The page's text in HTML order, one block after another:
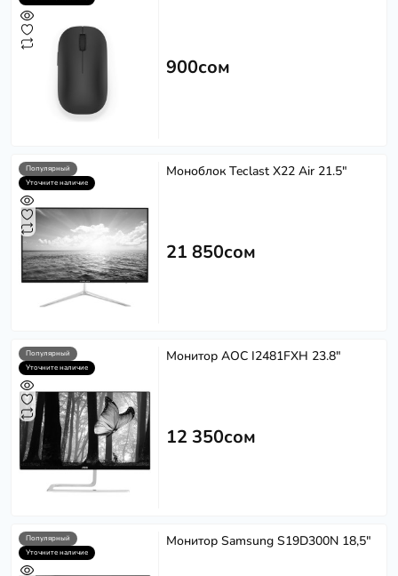
900сом
Популярный
Уточните наличие
Моноблок Teclast X22 Air 21.5"
21 850сом
Популярный
Уточните наличие
Монитор AOC I2481FXH 23.8"
12 350сом
Популярный
Уточните наличие
Монитор Samsung S19D300N 18,5"